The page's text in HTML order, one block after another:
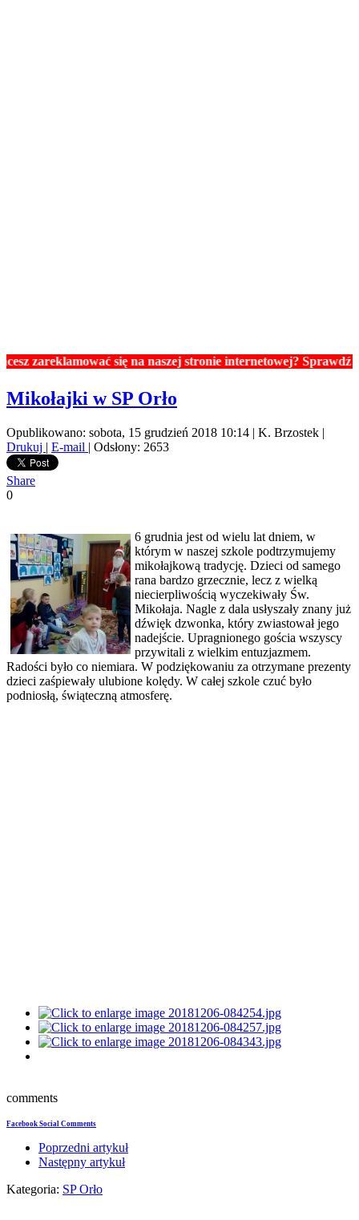
się na naszej stronie internetowej? Sprawdź ceny
Mikołajki w SP Orło
Opublikowano: sobota, 15 grudzień 2018 10:14 | K. Brzostek |
Drukuj | E-mail | Odsłony: 2653
Share
0
6 grudnia jest od wielu lat dniem, w
którym w naszej szkole podtrzymujemy
mikołajkową tradycję. Dzieci od samego
rana bardzo grzecznie, lecz z wielką
niecierpliwością wyczekiwały Św.
Mikołaja. Nagle z dala usłyszały znany już
dźwięk dzwonka, który zwiastował jego
nadejście. Upragnionego gościa wszyscy
przywitali z wielkim entuzjazmem.
Radości było co niemiara. W podziękowaniu za otrzymane prezenty
dzieci zaśpiewały ulubione kolędy. W całej szkole czuć było
podniosłą, świąteczną atmosferę.
comments
Facebook Social Comments
Poprzedni artykuł
Następny artykuł
Kategoria: SP Orło